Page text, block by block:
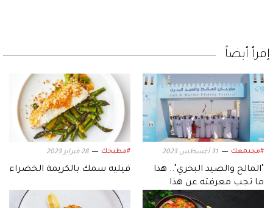
إقرأ أيضاً
#مجتمعك 31 أغسطس 2023
"المالح والصيد البحري".. هذا
ما تجب معرفته عن هذا
#مطبخك 28 فبراير 2023
فيليه سمك بالكريمة الخضراء